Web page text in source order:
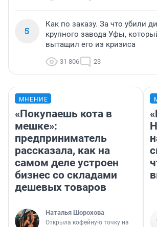
5
Как по заказу. За что убили
крупного завода Уфы,
вытащил его из кризиса
31 806 23
МНЕНИЕ
«Покупаешь кота в
мешке»:
предприниматель
рассказала, как на
самом деле устроен
бизнес со складами
дешевых товаров
Наталья Шорохова
Открыла кофейную точку на